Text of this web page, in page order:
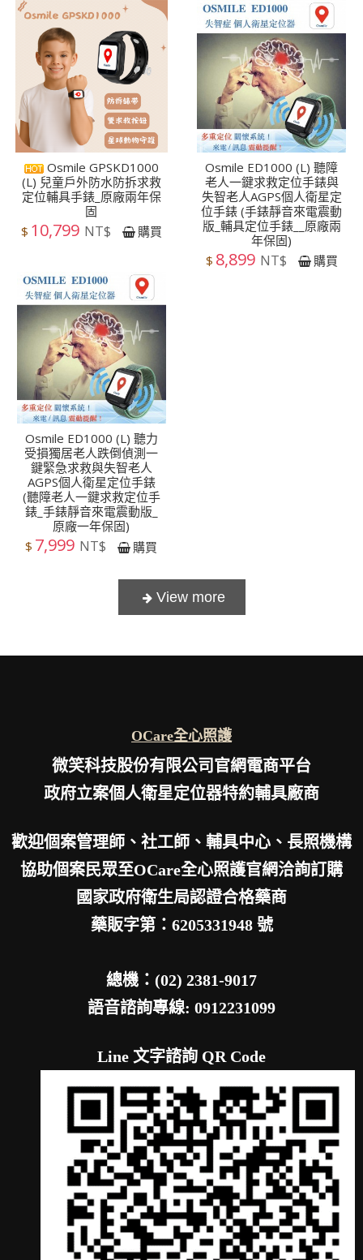
Osmile GPSKD1000
(L) 兒童戶外防水防拆求救
定位輔具手錶_原廠兩年保
固
$ 10,799 NT$ 購買
Osmile ED1000 (L) 聽障
老人一鍵求救定位手錶與
失智老人AGPS個人衛星定
位手錶 (手錶靜音來電震動
版_輔具定位手錶__原廠兩
年保固)
$ 8,899 NT$ 購買
Osmile ED1000 (L) 聽力
受損獨居老人跌倒偵測一
鍵緊急求救與失智老人
AGPS個人衛星定位手錶
(聽障老人一鍵求救定位手
錶_手錶靜音來電震動版_
原廠一年保固)
$ 7,999 NT$ 購買
OCare全心照護
微笑科技股份有限公司官網電商平台
政府立案個人衛星定位器特約輔具廠商
歡迎個案管理師、社工師、輔具中心、長照機構
協助個案民眾至OCare全心照護官網洽詢訂購
國家政府衛生局認證合格藥商
藥販字第：6205331948 號
總機：(02) 2381-9017
語音諮詢專線: 0912231099
Line 文字諮詢 QR Code